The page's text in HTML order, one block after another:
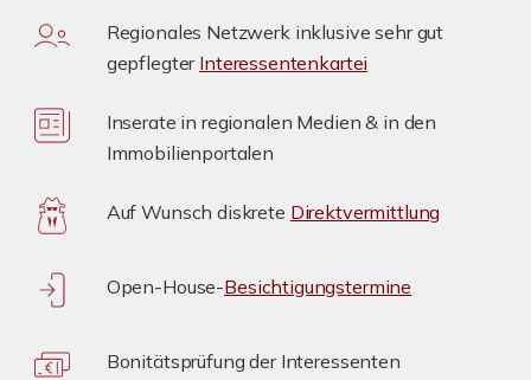
Regionales Netzwerk inklusive sehr gut
gepflegter Interessentenkartei
Inserate in regionalen Medien & in den
Immobilienportalen
Auf Wunsch diskrete Direktvermittlung
Open-House-Besichtigungstermine
Bonitätsprüfung der Interessenten